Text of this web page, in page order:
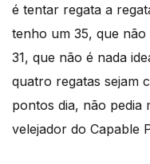
é tentar regata a
tenho um 35, que
31, que não é nada
quatro regatas sejam
pontos dia, não pedia
velejador do Capable